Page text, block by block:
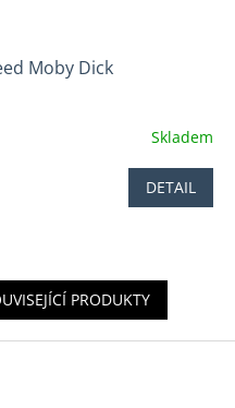
Moby Dick
Skladem
DETAIL
PRODUKTY